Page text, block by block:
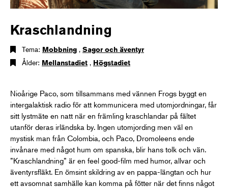
Kraschlandning
Tema: Mobbning , Sagor och äventyr
Ålder: Mellanstadiet , Högstadiet
Nioårige Paco, som tillsammans med vännen Frogs byggt en
intergalaktisk radio för att kommunicera med utomjordningar, får
sitt lystmäte en natt när en främling kraschlandar på fältet
utanför deras irländska by. Ingen utomjording men väl en
mystisk man från Colombia, och Paco, Dromoleens ende
invånare med något hum om spanska, blir hans tolk och vän.
”Kraschlandning” är en feel good-film med humor, allvar och
äventyrsfläkt. En ömsint skildring av en pappa-längtan och hur
ett avsomnat samhälle kan komma på fötter när det finns något